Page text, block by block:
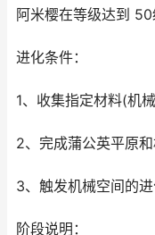
阿米樱在等级达到 50
进化条件：
1、收集指定材料(机
2、完成蒲公英平原
3、触发机械空间的进
阶段说明：